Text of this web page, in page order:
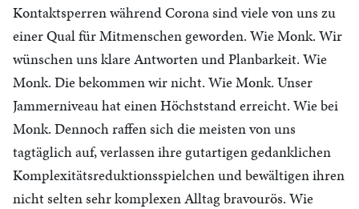
Kontaktsperren während Corona sind viele von uns zu
einer Qual für Mitmenschen geworden. Wie Monk. Wir
wünschen uns klare Antworten und Planbarkeit. Wie
Monk. Die bekommen wir nicht. Wie Monk. Unser
Jammerniveau hat einen Höchststand erreicht. Wie bei
Monk. Dennoch raffen sich die meisten von uns
tagtäglich auf, verlassen ihre gutartigen gedanklichen
Komplexitätsreduktionsspielchen und bewältigen ihren
nicht selten sehr komplexen Alltag bravourös. Wie